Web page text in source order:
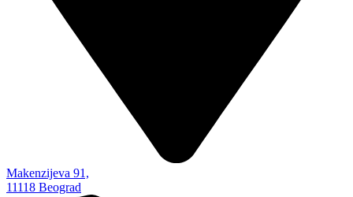
Makenzijeva 91,
11118 Beograd